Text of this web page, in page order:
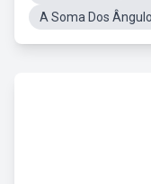
A Soma Dos